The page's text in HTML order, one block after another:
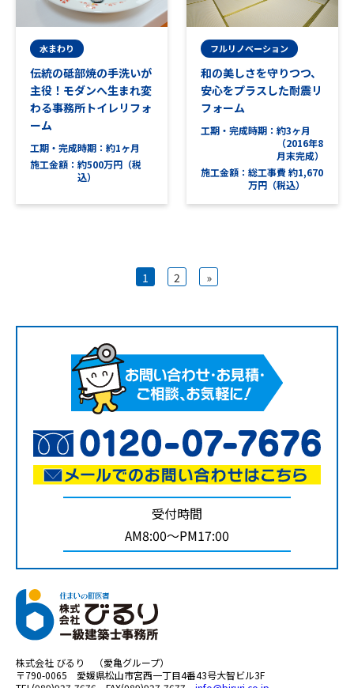
水まわり
伝統の砥部焼の手洗いが
主役！モダンへ生まれ変
わる事務所トイレリフォ
ーム
工期・完成時期
約1ヶ月
施工金額
約500万円（税
込）
フルリノベーション
和の美しさを守りつつ、
安心をプラスした耐震リ
フォーム
工期・完成時期
約3ヶ月
（2016年8
月末完成）
施工金額
総工事費 約1,670
万円（税込）
1 2 »
受付時間
AM8:00～PM17:00
株式会社 びるり （愛亀グループ）
〒790-0065 愛媛県松山市宮西一丁目4番43号大智ビル3F